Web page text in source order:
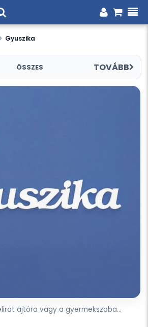
> Gyuszika
ÖSSZES TOVÁBB
ajtóra vagy a gyermekszoba...